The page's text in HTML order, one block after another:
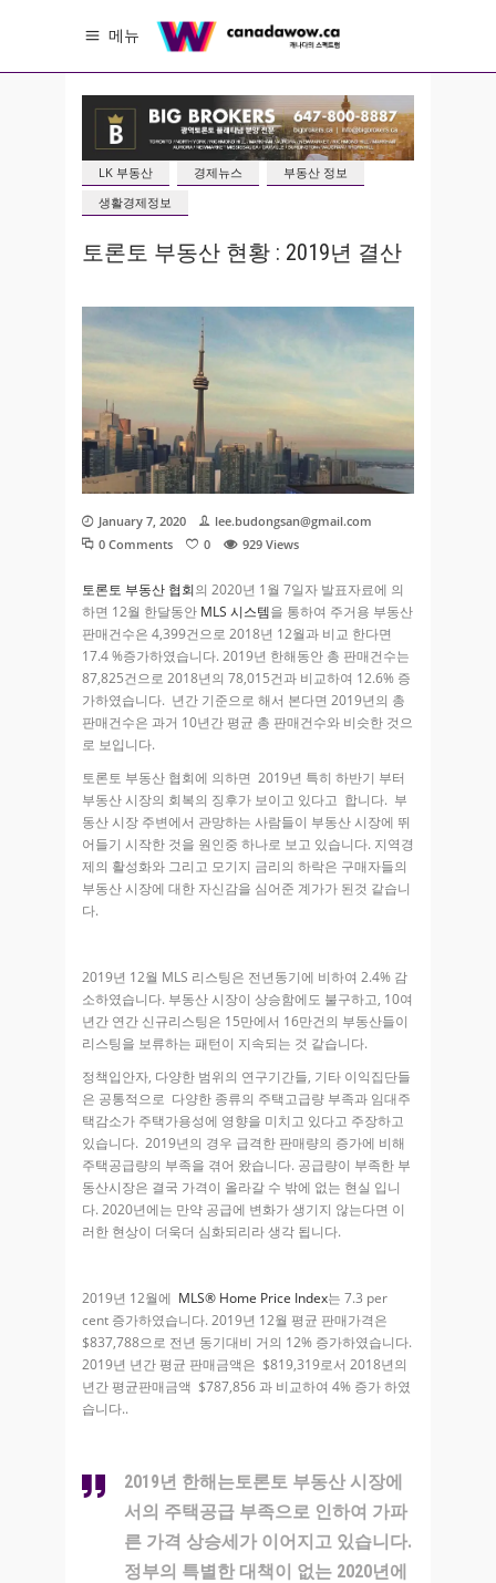
메뉴
LK 부동산 경제뉴스
부동산 정보
생활경제정보
토론토 부동산 현황 : 2019년 결산
January 7, 2020
lee.budongsan@gmail.com
0 Comments
0 929 Views
토론토 부동산 협회의 2020년 1월 7일자 발표자료에 의
하면 12월 한달동안 MLS 시스템을 통하여 주거용 부동산
판매건수은 4,399건으로 2018년 12월과 비교 한다면
17.4 %증가하였습니다. 2019년 한해동안 총 판매건수는
87,825건으로 2018년의 78,015건과 비교하여 12.6% 증
가하였습니다. 년간 기준으로 해서 본다면 2019년의 총
판매건수은 과거 10년간 평균 총 판매건수와 비슷한 것으
로 보입니다.
토론토 부동산 협회에 의하면 2019년 특히 하반기 부터
부동산 시장의 회복의 징후가 보이고 있다고 합니다. 부
동산 시장 주변에서 관망하는 사람들이 부동산 시장에 뛰
어들기 시작한 것을 원인중 하나로 보고 있습니다. 지역경
제의 활성화와 그리고 모기지 금리의 하락은 구매자들의
부동산 시장에 대한 자신감을 심어준 계가가 된것 같습니
다.
2019년 12월 MLS 리스팅은 전년동기에 비하여 2.4% 감
소하였습니다. 부동산 시장이 상승함에도 불구하고, 10여
년간 연간 신규리스팅은 15만에서 16만건의 부동산들이
리스팅을 보류하는 패턴이 지속되는 것 같습니다.
정책입안자, 다양한 범위의 연구기간들, 기타 이익집단들
은 공통적으로 다양한 종류의 주택고급량 부족과 임대주
택감소가 주택가용성에 영향을 미치고 있다고 주장하고
있습니다. 2019년의 경우 급격한 판매량의 증가에 비해
주택공급량의 부족을 겪어 왔습니다. 공급량이 부족한 부
동산시장은 결국 가격이 올라갈 수 밖에 없는 현실 입니
다. 2020년에는 만약 공급에 변화가 생기지 않는다면 이
러한 현상이 더욱더 심화되리라 생각 됩니다.
2019년 12월에 MLS® Home Price Index는 7.3 per
cent 증가하였습니다. 2019년 12월 평균 판매가격은
$837,788으로 전년 동기대비 거의 12% 증가하였습니다.
2019년 년간 평균 판매금액은 $819,319로서 2018년의
년간 평균판매금액 $787,856 과 비교하여 4% 증가 하였
습니다..
2019년 한해는토론토 부동산 시장에
서의 주택공급 부족으로 인하여 가파
른 가격 상승세가 이어지고 있습니다.
정부의 특별한 대책이 없는 2020년에